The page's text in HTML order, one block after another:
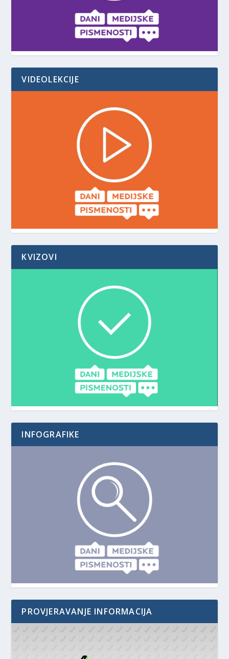
VIDEOLEKCIJE
KVIZOVI
INFOGRAFIKE
PROVJERAVANJE INFORMACIJA